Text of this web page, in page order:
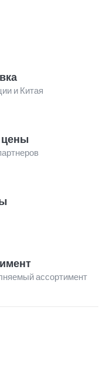
и Китая
ассортимент